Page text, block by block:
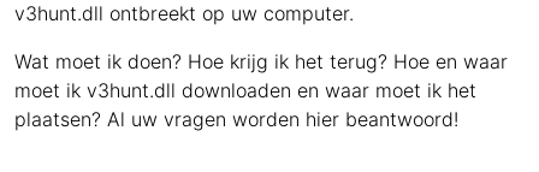
v3hunt.dll ontbreekt op uw computer.
Wat moet ik doen? Hoe krijg ik het terug? Hoe en waar
moet ik v3hunt.dll downloaden en waar moet ik het
plaatsen? Al uw vragen worden hier beantwoord!